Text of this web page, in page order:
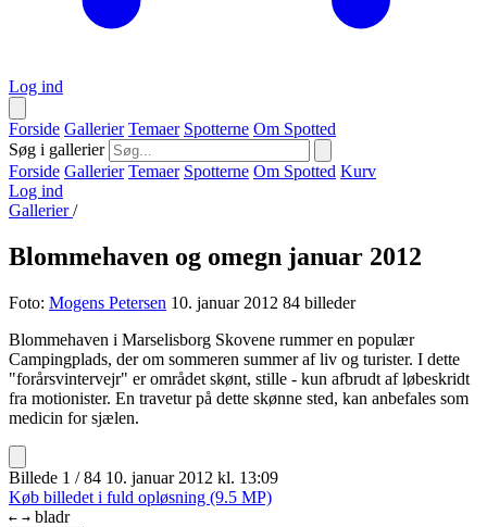
Log ind
Forside Gallerier Temaer Spotterne Om Spotted
Søg i gallerier
Forside Gallerier Temaer Spotterne Om Spotted Kurv
Log ind
Gallerier/
Blommehaven og omegn januar 2012
Foto: Mogens Petersen 10. januar 2012 84 billeder
Blommehaven i Marselisborg Skovene rummer en populær
Campingplads, der om sommeren summer af liv og turister. I dette
"forårsvintervejr" er området skønt, stille - kun afbrudt af løbeskridt
fra motionister. En travetur på dette skønne sted, kan anbefales som
medicin for sjælen.
Billede 1 / 84 10. januar 2012 kl. 13:09
Køb billedet i fuld opløsning (9.5 MP)
← → bladr